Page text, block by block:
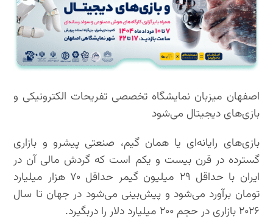
اصفهان میزبان نمایشگاه تخصصی تفریحات الکترونیکی و
بازی‌های دیجیتال می‌شود
بازی‌های رایانه‌ای یا همان گیم، صنعتی پیشرو و بازاری
گسترده در قرن بیست و یکم است که گردش مالی آن در
ایران با حداقل ۲۹ میلیون گیمر حداقل ۷۰ هزار میلیارد
تومان برآورد می‌شود و پیش‌بینی می‌شود در جهان تا سال
۲۰۲۶ بازاری در حجم ۲۰۰ میلیارد دلار را دربگیرد.